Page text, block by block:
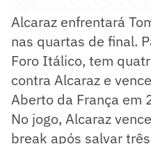
Alcaraz enfrentará
nas quartas de final.
Foro Itálico, tem
contra Alcaraz e
Aberto da França em
No jogo, Alcaraz
break após salvar